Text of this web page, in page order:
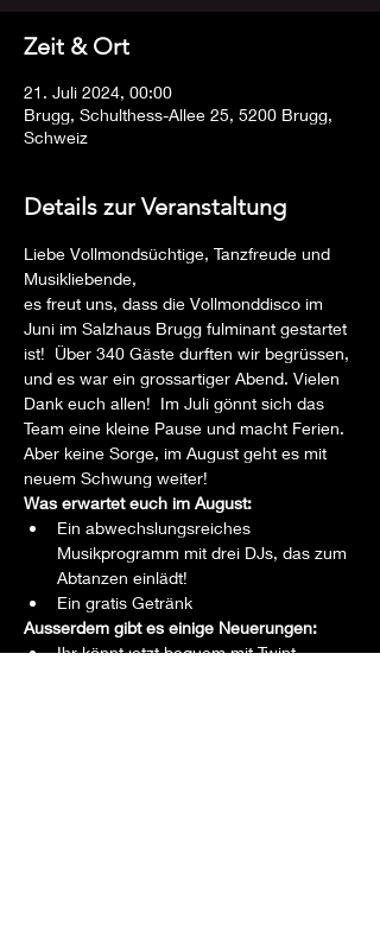
Zeit & Ort
21. Juli 2024, 00:00
Brugg, Schulthess-Allee 25, 5200 Brugg,
Schweiz
Details zur Veranstaltung
Liebe Vollmondsüchtige, Tanzfreude und
Musikliebende,
es freut uns, dass die Vollmonddisco im
Juni im Salzhaus Brugg fulminant gestartet
ist!  Über 340 Gäste durften wir begrüssen,
und es war ein grossartiger Abend. Vielen
Dank euch allen!  Im Juli gönnt sich das
Team eine kleine Pause und macht Ferien.
Aber keine Sorge, im August geht es mit
neuem Schwung weiter!
Was erwartet euch im August:
Ein abwechslungsreiches
Musikprogramm mit drei DJs, das zum
Abtanzen einlädt!
Ein gratis Getränk
Ausserdem gibt es einige Neuerungen:
Ihr könnt jetzt bequem mit Twint